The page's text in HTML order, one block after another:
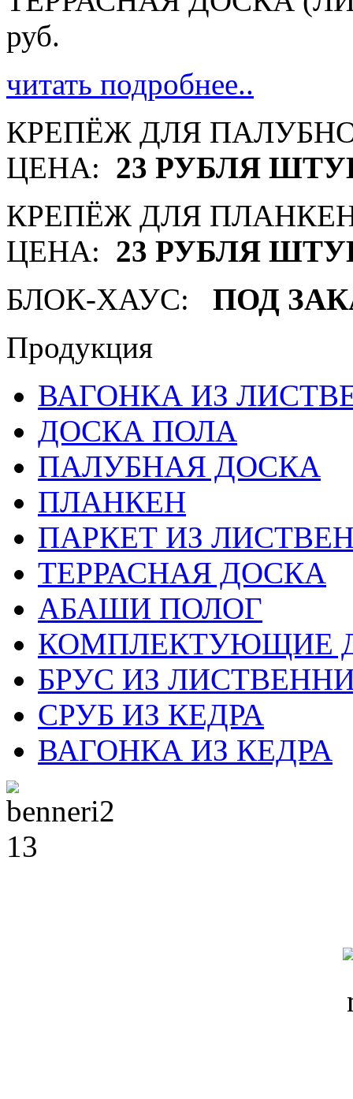
руб.
читать подробнее..
КРЕПЁЖ ДЛЯ
ЦЕНА: 23 РУБЛЯ
КРЕПЁЖ ДЛЯ
ЦЕНА: 23 РУБЛЯ
БЛОК-ХАУС: ПОД
Продукция
ВАГОНКА ИЗ
ДОСКА ПОЛА
ПАЛУБНАЯ ДОСКА
ПЛАНКЕН
ПАРКЕТ ИЗ
ТЕРРАСНАЯ ДОСКА
АБАШИ ПОЛОГ
КОМПЛЕКТУЮЩИЕ
БРУС ИЗ
СРУБ ИЗ КЕДРА
ВАГОНКА ИЗ КЕДРА